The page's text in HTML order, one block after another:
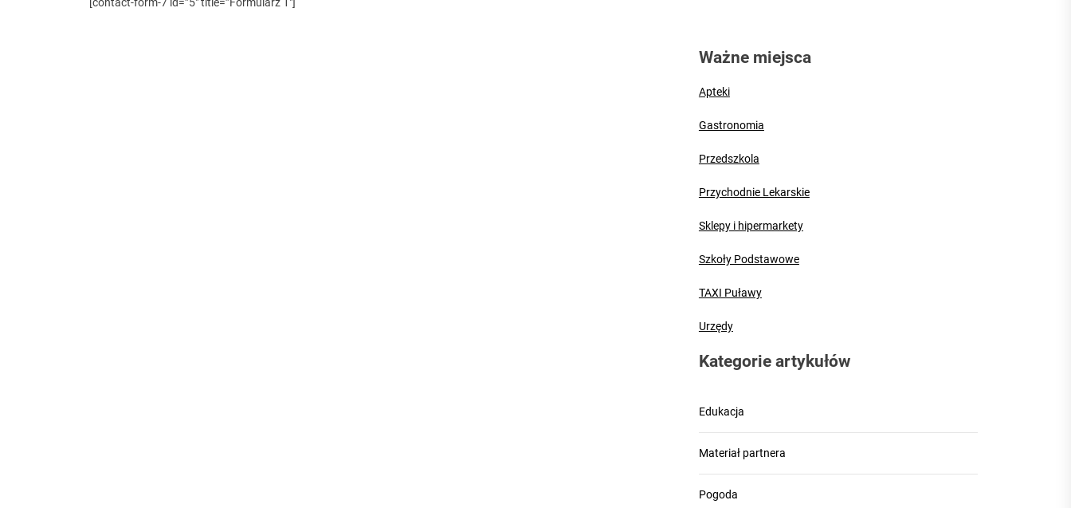
Koniec skrobania szyb w Puławach? Wiemy, kiedy nadejdzie prawdziwa fala ciepła
Koniec ucieczki lidera grupy zbrojnej. „Łowcy Głów” zatrzymali 61-latka na ulicach Puław
Alergicy w Puławach mają dziś pod górkę. Uwaga na rekordowe stężenie pyłku brzozy
Ważne miejsca
Apteki
Gastronomia
Przedszkola
Przychodnie Lekarskie
Sklepy i hipermarkety
Szkoły Podstawowe
TAXI Puławy
Urzędy
Kategorie artykułów
Edukacja
Materiał partnera
Pogoda